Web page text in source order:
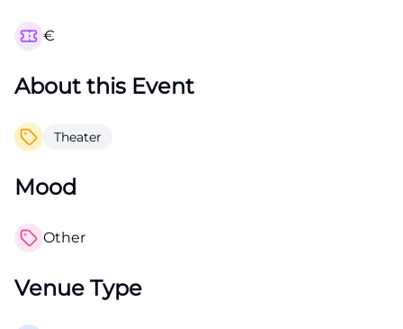
€
About this Event
Theater
Mood
Other
Venue Type